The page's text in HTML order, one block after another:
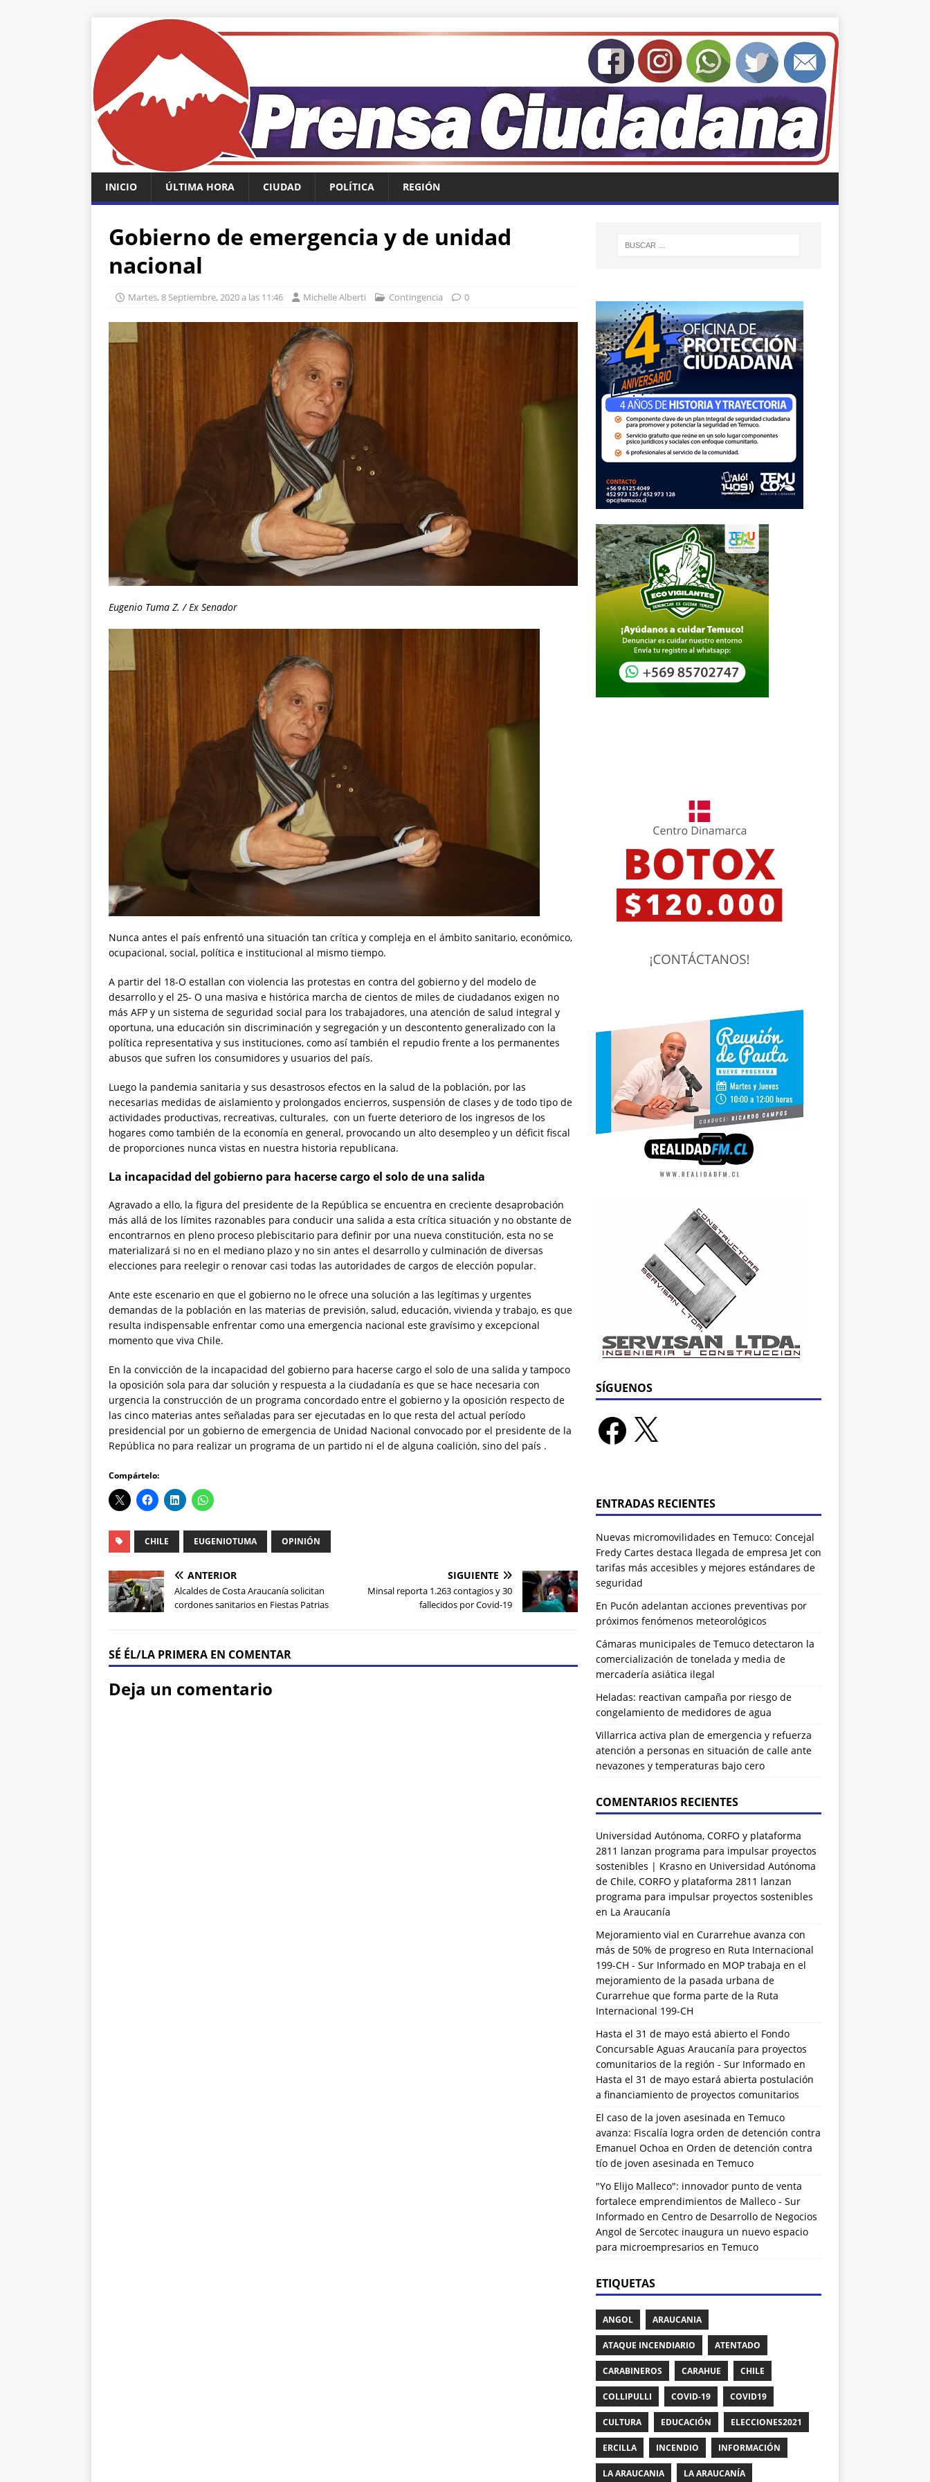
INICIO ÚLTIMA HORA CIUDAD POLÍTICA REGIÓN
Gobierno de emergencia y de unidad
nacional
Martes, 8 Septiembre, 2020 a las 11:46 Michelle Alberti Contingencia 0
Eugenio Tuma Z. / Ex Senador
Nunca antes el país enfrentó una situación tan crítica y compleja en el ámbito sanitario, económico,
ocupacional, social, política e institucional al mismo tiempo.
A partir del 18-O estallan con violencia las protestas en contra del gobierno y del modelo de
desarrollo y el 25- O una masiva e histórica marcha de cientos de miles de ciudadanos exigen no
más AFP y un sistema de seguridad social para los trabajadores, una atención de salud integral y
oportuna, una educación sin discriminación y segregación y un descontento generalizado con la
política representativa y sus instituciones, como así también el repudio frente a los permanentes
abusos que sufren los consumidores y usuarios del país.
Luego la pandemia sanitaria y sus desastrosos efectos en la salud de la población, por las
necesarias medidas de aislamiento y prolongados encierros, suspensión de clases y de todo tipo de
actividades productivas, recreativas, culturales, con un fuerte deterioro de los ingresos de los
hogares como también de la economía en general, provocando un alto desempleo y un déficit fiscal
de proporciones nunca vistas en nuestra historia republicana.
La incapacidad del gobierno para hacerse cargo el solo de una salida
Agravado a ello, la figura del presidente de la República se encuentra en creciente desaprobación
más allá de los límites razonables para conducir una salida a esta crítica situación y no obstante de
encontrarnos en pleno proceso plebiscitario para definir por una nueva constitución, esta no se
materializará si no en el mediano plazo y no sin antes el desarrollo y culminación de diversas
elecciones para reelegir o renovar casi todas las autoridades de cargos de elección popular.
Ante este escenario en que el gobierno no le ofrece una solución a las legítimas y urgentes
demandas de la población en las materias de previsión, salud, educación, vivienda y trabajo, es que
resulta indispensable enfrentar como una emergencia nacional este gravísimo y excepcional
momento que viva Chile.
En la convicción de la incapacidad del gobierno para hacerse cargo el solo de una salida y tampoco
la oposición sola para dar solución y respuesta a la ciudadanía es que se hace necesaria con
urgencia la construcción de un programa concordado entre el gobierno y la oposición respecto de
las cinco materias antes señaladas para ser ejecutadas en lo que resta del actual período
presidencial por un gobierno de emergencia de Unidad Nacional convocado por el presidente de la
República no para realizar un programa de un partido ni el de alguna coalición, sino del país .
Compártelo:
CHILE EUGENIOTUMA OPINIÓN
ANTERIOR
Alcaldes de Costa Araucanía solicitan
cordones sanitarios en Fiestas Patrias
SIGUIENTE
Minsal reporta 1.263 contagios y 30
fallecidos por Covid-19
SÉ ÉL/LA PRIMERA EN COMENTAR
Deja un comentario
SÍGUENOS
ENTRADAS RECIENTES
Nuevas micromovilidades en Temuco: Concejal
Fredy Cartes destaca llegada de empresa Jet con
tarifas más accesibles y mejores estándares de
seguridad
En Pucón adelantan acciones preventivas por
próximos fenómenos meteorológicos
Cámaras municipales de Temuco detectaron la
comercialización de tonelada y media de
mercadería asiática ilegal
Heladas: reactivan campaña por riesgo de
congelamiento de medidores de agua
Villarrica activa plan de emergencia y refuerza
atención a personas en situación de calle ante
nevazones y temperaturas bajo cero
COMENTARIOS RECIENTES
Universidad Autónoma, CORFO y plataforma
2811 lanzan programa para impulsar proyectos
sostenibles | Krasnoen Universidad Autónoma
de Chile, CORFO y plataforma 2811 lanzan
programa para impulsar proyectos sostenibles
en La Araucanía
Mejoramiento vial en Curarrehue avanza con
más de 50% de progreso en Ruta Internacional
199-CH - Sur Informadoen MOP trabaja en el
mejoramiento de la pasada urbana de
Curarrehue que forma parte de la Ruta
Internacional 199-CH
Hasta el 31 de mayo está abierto el Fondo
Concursable Aguas Araucanía para proyectos
comunitarios de la región - Sur Informadoen
Hasta el 31 de mayo estará abierta postulación
a financiamiento de proyectos comunitarios
El caso de la joven asesinada en Temuco
avanza: Fiscalía logra orden de detención contra
Emanuel Ochoa en Orden de detención contra
tío de joven asesinada en Temuco
"Yo Elijo Malleco": innovador punto de venta
fortalece emprendimientos de Malleco - Sur
Informadoen Centro de Desarrollo de Negocios
Angol de Sercotec inaugura un nuevo espacio
para microempresarios en Temuco
ETIQUETAS
ANGOL ARAUCANIA
ATAQUE INCENDIARIO ATENTADO
CARABINEROS CARAHUE CHILE
COLLIPULLI COVID-19 COVID19
CULTURA EDUCACIÓN ELECCIONES2021
ERCILLA INCENDIO INFORMACIÓN
LA ARAUCANIA LA ARAUCANÍA